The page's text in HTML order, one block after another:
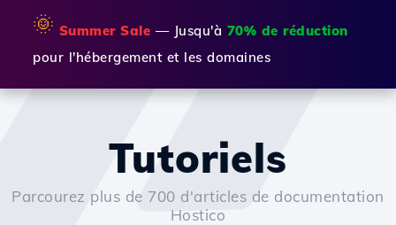
🌞 Summer Sale — Jusqu'à 70% de réduction
pour l'hébergement et les domaines
Tutoriels
Parcourez plus de 700 d'articles de documentation
Hostico